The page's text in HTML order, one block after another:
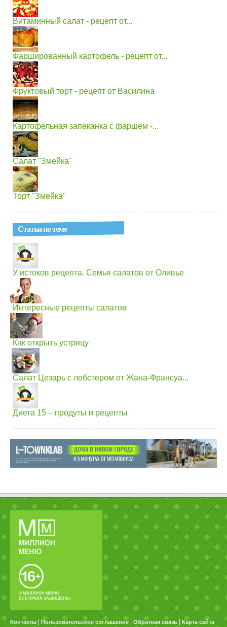
Витаминный салат - рецепт от...
Фаршированный картофель - рецепт от...
Фруктовый торт - рецепт от Василина
Картофельная запеканка с фаршем -...
Салат "Змейка"
Торт "Змейка"
Статьи по теме
У истоков рецепта. Семья салатов от Оливье
Интересные рецепты салатов
Как открыть устрицу
Салат Цезарь с лобстером от Жана-Франсуа...
Диета 15 – продуты и рецепты
© МИЛЛИОН МЕНЮ.
ВСЕ ПРАВА ЗАЩИЩЕНЫ.
Контакты Пользовательское соглашение Обратная связь Карта сайта